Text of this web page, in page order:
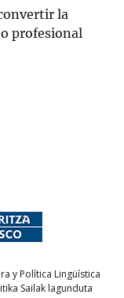
la
profesional
y Política Lingüística
Sailak lagunduta